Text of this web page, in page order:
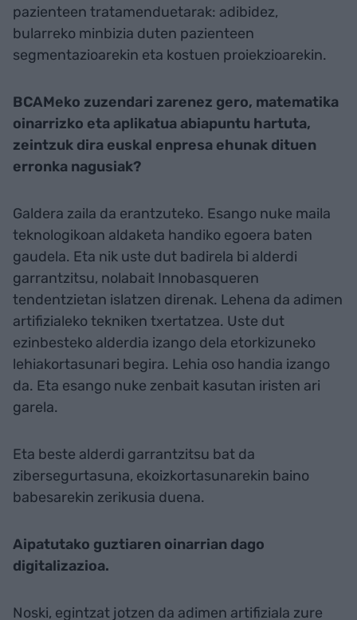
pazienteen tratamenduetarak: adibidez,
bularreko minbizia duten pazienteen
segmentazioarekin eta kostuen proiekzioarekin.
BCAMeko zuzendari zarenez gero, matematika
oinarrizko eta aplikatua abiapuntu hartuta,
zeintzuk dira euskal enpresa ehunak dituen
erronka nagusiak?
Galdera zaila da erantzuteko. Esango nuke maila
teknologikoan aldaketa handiko egoera baten
gaudela. Eta nik uste dut badirela bi alderdi
garrantzitsu, nolabait Innobasqueren
tendentzietan islatzen direnak. Lehena da adimen
artifizialeko tekniken txertatzea. Uste dut
ezinbesteko alderdia izango dela etorkizuneko
lehiakortasunari begira. Lehia oso handia izango
da. Eta esango nuke zenbait kasutan iristen ari
garela.
Eta beste alderdi garrantzitsu bat da
zibersegurtasuna, ekoizkortasunarekin baino
babesarekin zerikusia duena.
Aipatutako guztiaren oinarrian dago
digitalizazioa.
Noski, egintzat jotzen da adimen artifiziala zure